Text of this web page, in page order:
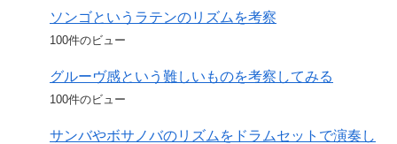
ソンゴというラテンのリズムを考察
100件のビュー
グルーヴ感という難しいものを考察してみる
100件のビュー
サンバやボサノバのリズムをドラムセットで演奏し